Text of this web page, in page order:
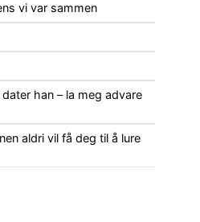
vi var sammen
han – la meg advare
aldri vil få deg til å lure